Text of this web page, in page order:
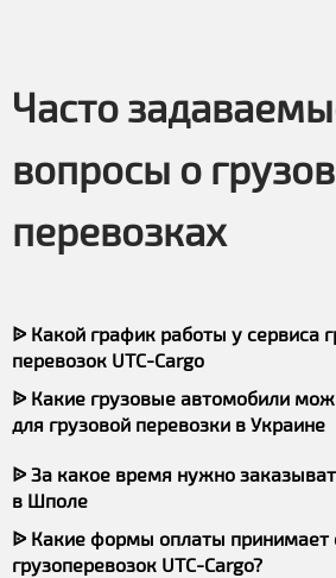
Часто
вопросы о
перевозках
ᐉ Какой график работы у сервиса
перевозок UTC-Cargo
ᐉ Какие грузовые автомобили
для грузовой перевозки в Украине
ᐉ За какое время нужно
в Шполе
ᐉ Какие формы оплаты принимает
грузоперевозок UTC-Cargo?